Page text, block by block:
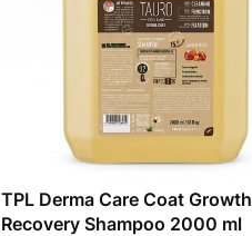
TPL Derma Care Coat Growth
Recovery Shampoo 2000 ml